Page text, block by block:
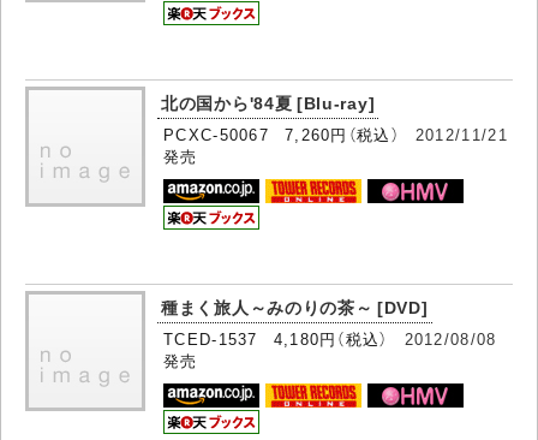
北の国から'84夏 [Blu-ray]
PCXC-50067 7,260円（税込） 2012/11/21
発売
種まく旅人～みのりの茶～ [DVD]
TCED-1537 4,180円（税込） 2012/08/08
発売